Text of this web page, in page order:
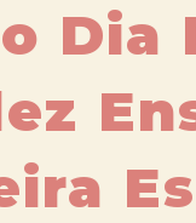
Dia